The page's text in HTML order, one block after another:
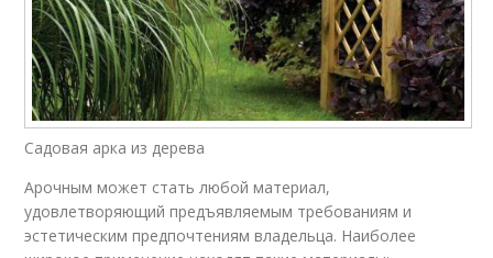
Садовая арка из дерева
Арочным может стать любой материал,
удовлетворяющий предъявляемым требованиям и
эстетическим предпочтениям владельца. Наиболее